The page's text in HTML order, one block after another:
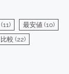
(11) 最安値 (10)
比較 (22)